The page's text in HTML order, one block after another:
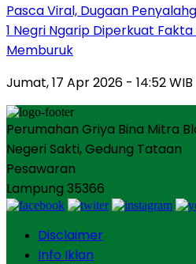
Pasca Viral, Dugaan
1 Negri Ngarip Diperkuat
Memburuk
Jumat, 17 Apr 2026 - 14:52 WIB
Perumahan Griya Bina Mitra
Negeri Sakti, Gedung Tataan
Pesawaran
Lampung 35366
Disclaimer
Info Iklan